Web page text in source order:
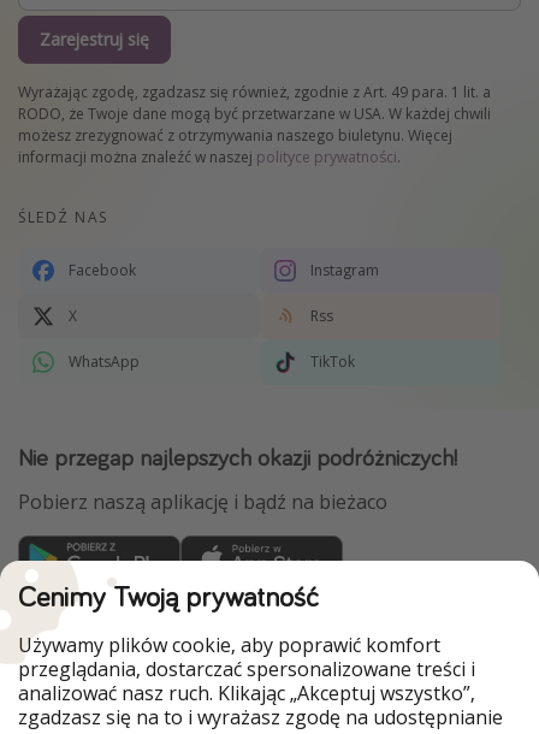
Zarejestruj się
Wyrażając zgodę, zgadzasz się również, zgodnie z Art. 49 para. 1 lit. a
RODO, że Twoje dane mogą być przetwarzane w USA. W każdej chwili
możesz zrezygnować z otrzymywania naszego biuletynu. Więcej
informacji można znaleźć w naszej polityce prywatności.
ŚLEDŹ NAS
Facebook Instagram
X Rss
WhatsApp TikTok
Nie przegap najlepszych okazji podróżniczych!
Pobierz naszą aplikację i bądź na bieżaco
WakacyjniPiraci są częścią Grupy HolidayPirates
Nasze rynki
PiratinViaggio
HolidayPirates
VakantiePiraten
VoyagesPirates
Cenimy Twoją prywatność
Używamy plików cookie, aby poprawić komfort
przeglądania, dostarczać spersonalizowane treści i
analizować nasz ruch. Klikając „Akceptuj wszystko”,
zgadzasz się na to i wyrażasz zgodę na udostępnianie